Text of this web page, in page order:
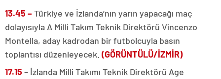
13.45 – Türkiye ve İzlanda’nın yarın yapacağı maç
dolayısıyla A Milli Takım Teknik Direktörü Vincenzo
Montella, aday kadrodan bir futbolcuyla basın
toplantısı düzenleyecek. (GÖRÜNTÜLÜ/İZMİR)
17.15 – İzlanda Milli Takımı Teknik Direktörü Age